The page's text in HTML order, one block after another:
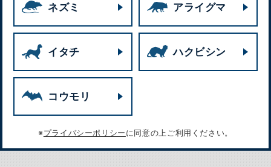
ネズミ アライグマ
イタチ ハクビシン
コウモリ
※プライバシーポリシーに同意の上ご利用ください。